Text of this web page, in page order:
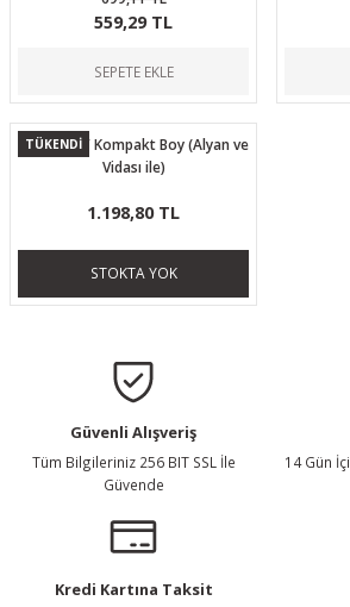
559,29 TL
SEPETE EKLE
TÜKENDİ
Mag-Well / Kompakt Boy (Alyan ve
Vidası ile)
1.198,80 TL
STOKTA YOK
Güvenli Alışveriş
Tüm Bilgileriniz 256 BIT SSL İle
Güvende
14 Gün
Kredi Kartına Taksit